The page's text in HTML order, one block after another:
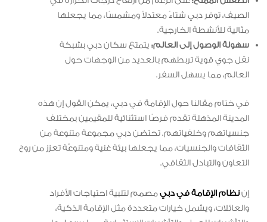
الصيف، توفر دبي شتاءً معتدلاً ومشمسًا، مما يجعلها
مثالية للأنشطة الخارجية.
سهولة الوصول إلى العالم: يتمتع سكان دبي بشبكة
نقل جوي قوية تربطهم بالعديد من الوجهات حول
العالم، مما يسهل السفر.
في ختام مقالنا حول الإقامة في دبي، يمكن القول إن هذه
المدينة المذهلة تقدم فرصًا استثنائية للمقيمين بمختلف
جنسياتهم وخلفياتهم. تحتضن دبي مجموعة متنوعة من
الثقافات والجنسيات، مما يجعلها بيئة غنية ومتنوعّة تعزز من روح
التعاون والتبادل الثقافي.
إننظام الإقامة في دبيمصمم لتلبية احتياجات الأفراد
والعائلات، ويشمل خيارات متعددة مثل الإقامة الذكية،